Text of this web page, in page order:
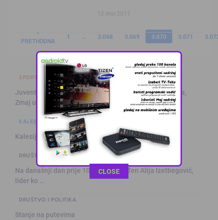
«
PRETHODNA
1 … 3.068 3.069 3.070 3.071
SPORT
Juventus na Alajbegovićevom debiju poražen od Intera,
Zmaj učestvov …
KALESIJSKE TEME
Kalesija: Kuća za odmor sa grijanim bazenom
DRUŠTVO I POLITIKA
Na današnji dan prije 101. godine rođen Alija Izetbegović,
lider ko …
DRUŠTVO I POLITIKA
Stanje na putevima
This popup will close in:10
CLOSE